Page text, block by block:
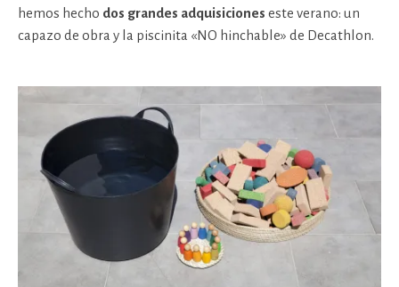
hemos hecho dos grandes adquisiciones este verano: un
capazo de obra y la piscinita «NO hinchable» de Decathlon.